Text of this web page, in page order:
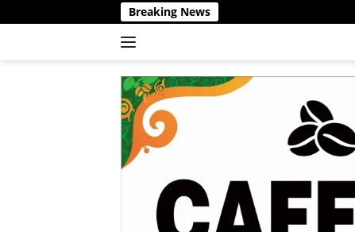
ke
Breaking News